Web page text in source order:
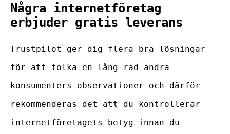
Några internetföretag
erbjuder gratis leverans
Trustpilot ger dig flera bra lösningar
för att tolka en lång rad andra
konsumenters observationer och därför
rekommenderas det att du kontrollerar
internetföretagets betyg innan du